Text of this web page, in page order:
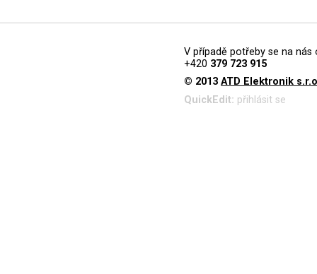
V případě potřeby se na
+420 379 723 915
© 2013 ATD Elektronik
QuickEdit: přihlásit se